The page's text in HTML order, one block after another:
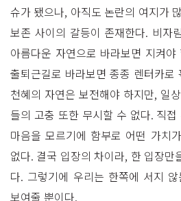
슈가 됐으나, 아직도 논란의 여지가
보존 사이의 갈등이 존재한다. 비자
아름다운 자연으로 바라보면 지켜
출퇴근길로 바라보면 종종 렌터카로
천혜의 자연은 보전해야 하지만, 일
들의 고충 또한 무시할 수 없다. 직
마음을 모르기에 함부로 어떤 가치
없다. 결국 입장의 차이라, 한 입장만
다. 그렇기에 우리는 한쪽에 서지
보여줄 뿐이다.